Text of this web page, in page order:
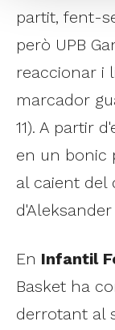
partit, fent-
però UPB
reaccionar i
marcador
11). A partir
en un bonic
al caient del
En Infantil
Basket ha
derrotant al